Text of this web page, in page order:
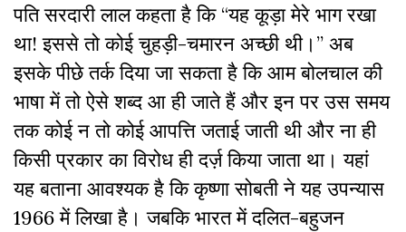
पति सरदारी लाल कहता है कि “यह कूड़ा मेरे भाग रखा
था! इससे तो कोई चुहड़ी-चमारन अच्छी थी।” अब
इसके पीछे तर्क दिया जा सकता है कि आम बोलचाल की
भाषा में तो ऐसे शब्द आ ही जाते हैं और इन पर उस समय
तक कोई न तो कोई आपत्ति जताई जाती थी और ना ही
किसी प्रकार का विरोध ही दर्ज़ किया जाता था। यहां
यह बताना आवश्यक है कि कृष्णा सोबती ने यह उपन्यास
1966 में लिखा है। जबकि भारत में दलित-बहुजन